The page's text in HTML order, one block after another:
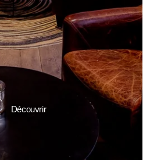
Découvrir